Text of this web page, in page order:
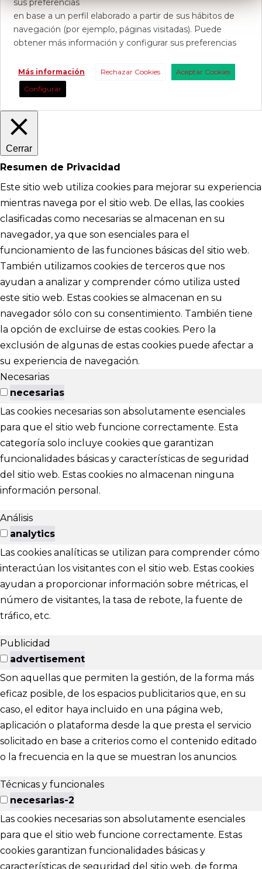
sus preferencias
en base a un perfil elaborado a partir de sus hábitos de
navegación (por ejemplo, páginas visitadas). Puede
obtener más información y configurar sus preferencias
Más información Rechazar Cookies
Aceptar Cookies
Configurar
Cerrar
Resumen de Privacidad
Este sitio web utiliza cookies para mejorar su experiencia
mientras navega por el sitio web. De ellas, las cookies
clasificadas como necesarias se almacenan en su
navegador, ya que son esenciales para el
funcionamiento de las funciones básicas del sitio web.
También utilizamos cookies de terceros que nos
ayudan a analizar y comprender cómo utiliza usted
este sitio web. Estas cookies se almacenan en su
navegador sólo con su consentimiento. También tiene
la opción de excluirse de estas cookies. Pero la
exclusión de algunas de estas cookies puede afectar a
su experiencia de navegación.
Necesarias
necesarias
Las cookies necesarias son absolutamente esenciales
para que el sitio web funcione correctamente. Esta
categoría solo incluye cookies que garantizan
funcionalidades básicas y características de seguridad
del sitio web. Estas cookies no almacenan ninguna
información personal.
Análisis
analytics
Las cookies analíticas se utilizan para comprender cómo
interactúan los visitantes con el sitio web. Estas cookies
ayudan a proporcionar información sobre métricas, el
número de visitantes, la tasa de rebote, la fuente de
tráfico, etc.
Publicidad
advertisement
Son aquellas que permiten la gestión, de la forma más
eficaz posible, de los espacios publicitarios que, en su
caso, el editor haya incluido en una página web,
aplicación o plataforma desde la que presta el servicio
solicitado en base a criterios como el contenido editado
o la frecuencia en la que se muestran los anuncios.
Técnicas y funcionales
necesarias-2
Las cookies necesarias son absolutamente esenciales
para que el sitio web funcione correctamente. Estas
cookies garantizan funcionalidades básicas y
características de seguridad del sitio web, de forma